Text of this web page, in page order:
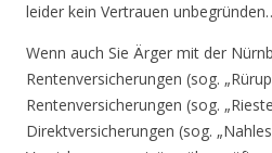
leider kein Vertrauen
Wenn auch Sie Ärger mit der
Rentenversicherungen (sog.
Rentenversicherungen (sog.
Direktversicherungen (sog.